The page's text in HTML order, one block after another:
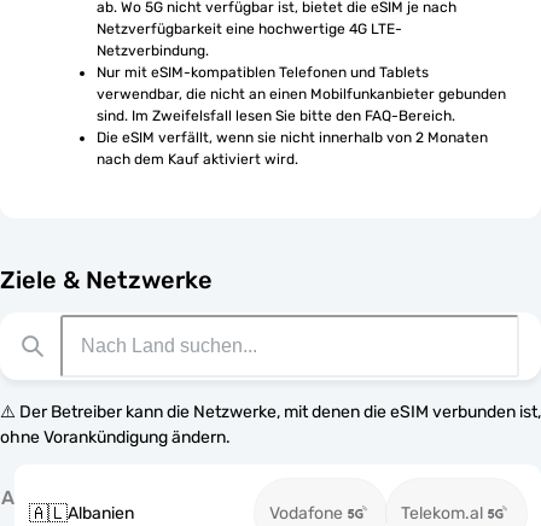
ab. Wo 5G nicht verfügbar ist, bietet die eSIM je nach
Netzverfügbarkeit eine hochwertige 4G LTE-
Netzverbindung.
Nur mit eSIM-kompatiblen Telefonen und Tablets
verwendbar, die nicht an einen Mobilfunkanbieter gebunden
sind. Im Zweifelsfall lesen Sie bitte den FAQ-Bereich.
Die eSIM verfällt, wenn sie nicht innerhalb von 2 Monaten
nach dem Kauf aktiviert wird.
Ziele & Netzwerke
⚠️ Der Betreiber kann die Netzwerke, mit denen die eSIM verbunden ist,
ohne Vorankündigung ändern.
A
🇦🇱Albanien Vodafone Telekom.al